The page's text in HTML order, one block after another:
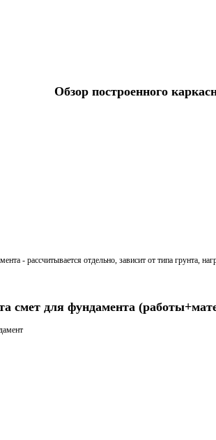
Обзор построенного
- рассчитывается отдельно, зависит от типа грунта,
смет для фундамента